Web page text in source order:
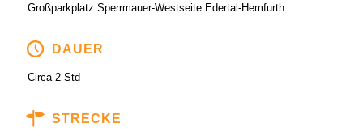
Großparkplatz Sperrmauer-Westseite Edertal-Hemfurth
DAUER
Circa 2 Std
STRECKE